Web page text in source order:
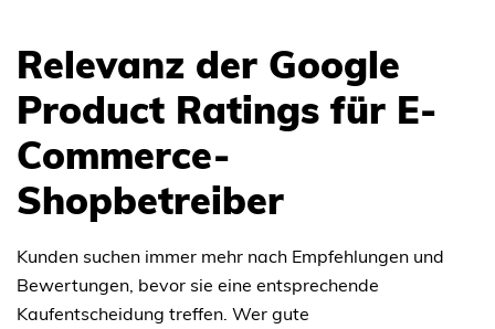
Relevanz der Google
Product Ratings für E-
Commerce-
Shopbetreiber
Kunden suchen immer mehr nach Empfehlungen und
Bewertungen, bevor sie eine entsprechende
Kaufentscheidung treffen. Wer gute